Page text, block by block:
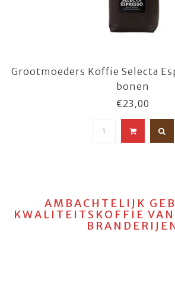
Grootmoeders Koffie Selecta
bonen
€23,00
AMBACHTELIJK
KWALITEITSKOFFIE